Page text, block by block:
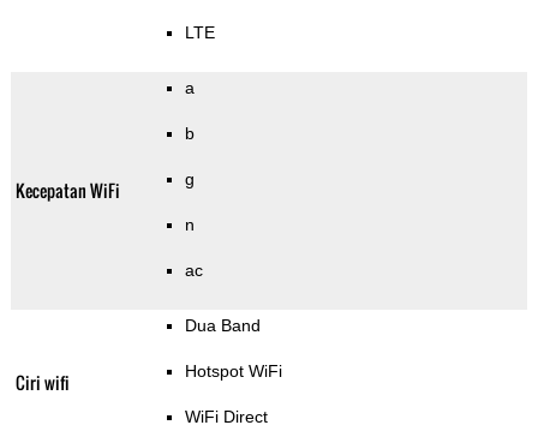
LTE
Kecepatan WiFi
a
b
g
n
ac
Ciri wifi
Dua Band
Hotspot WiFi
WiFi Direct